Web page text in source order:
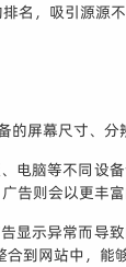
名，吸引源源
屏幕尺寸、
电脑等不同设
告则会以更丰富
显示异常而导
到网站中，